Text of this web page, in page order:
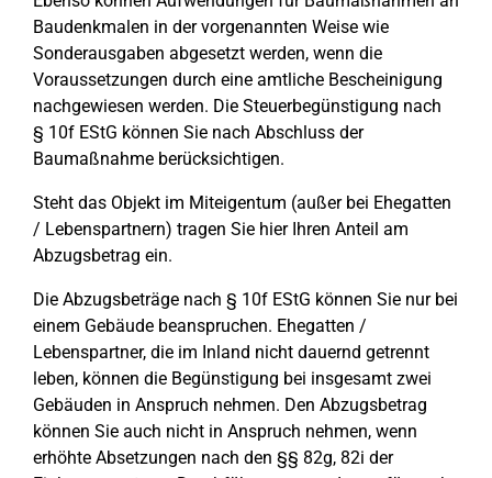
Baudenkmalen in der vorgenannten Weise wie
Sonderausgaben abgesetzt werden, wenn die
Voraussetzungen durch eine amtliche Bescheinigung
nachgewiesen werden. Die Steuerbegünstigung nach
§ 10f EStG können Sie nach Abschluss der
Baumaßnahme berücksichtigen.
Steht das Objekt im Miteigentum (außer bei Ehegatten
/ Lebenspartnern) tragen Sie hier Ihren Anteil am
Abzugsbetrag ein.
Die Abzugsbeträge nach § 10f EStG können Sie nur bei
einem Gebäude beanspruchen. Ehegatten /
Lebenspartner, die im Inland nicht dauernd getrennt
leben, können die Begünstigung bei insgesamt zwei
Gebäuden in Anspruch nehmen. Den Abzugsbetrag
können Sie auch nicht in Anspruch nehmen, wenn
erhöhte Absetzungen nach den §§ 82g, 82i der